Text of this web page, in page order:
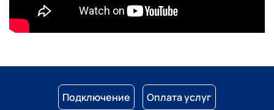
Подключение Оплата услуг